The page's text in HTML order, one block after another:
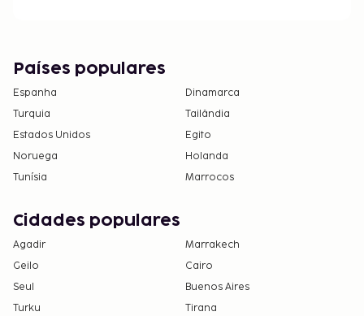
Países populares
Espanha
Dinamarca
Turquia
Tailândia
Estados Unidos
Egito
Noruega
Holanda
Tunísia
Marrocos
Cidades populares
Agadir
Marrakech
Geilo
Cairo
Seul
Buenos Aires
Turku
Tirana